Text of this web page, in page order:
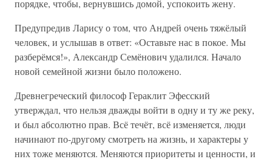
порядке, чтобы, вернувшись домой, успокоить жену.
Предупредив Ларису о том, что Андрей очень тяжёлый
человек, и услышав в ответ: «Оставьте нас в покое. Мы
разберёмся!», Александр Семёнович удалился. Начало
новой семейной жизни было положено.
Древнегреческий философ Гераклит Эфесский
утверждал, что нельзя дважды войти в одну и ту же реку,
и был абсолютно прав. Всё течёт, всё изменяется, люди
начинают по-другому смотреть на жизнь, и характеры у
них тоже меняются. Меняются приоритеты и ценности, и